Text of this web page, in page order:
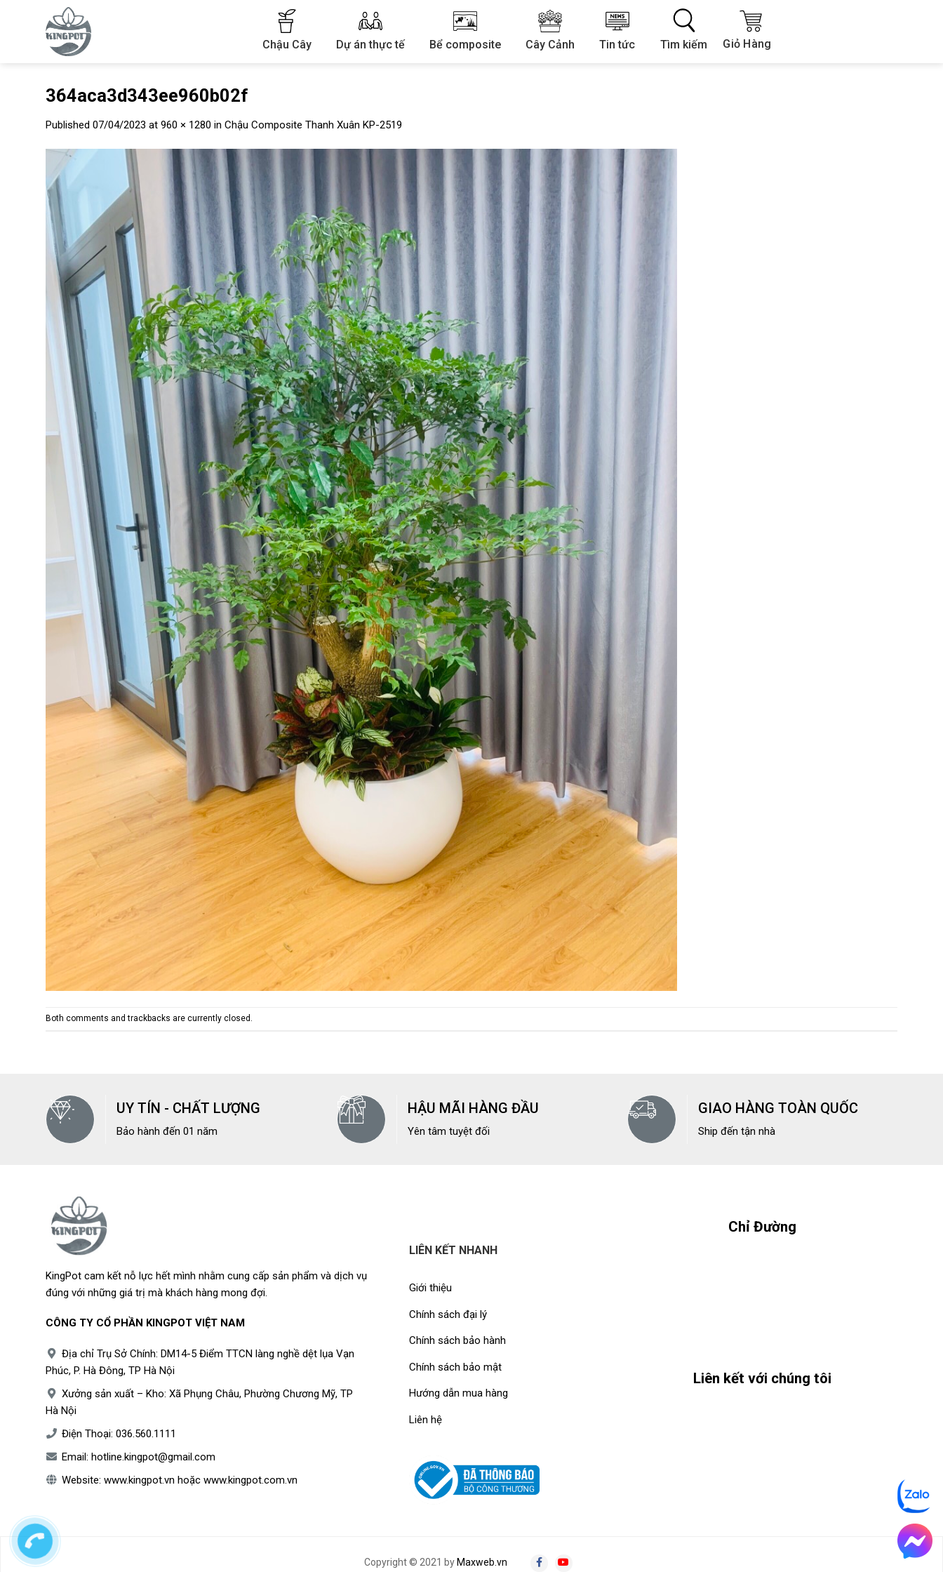
Chậu Cây Dự án thực tế Bể composite Cây Cảnh Tin tức Tìm kiếm Giỏ Hàng
364aca3d343ee960b02f
Published 07/04/2023 at 960 × 1280 in Chậu Composite Thanh Xuân KP-2519
Both comments and trackbacks are currently closed.
UY TÍN - CHẤT LƯỢNG
Bảo hành đến 01 năm
HẬU MÃI HÀNG ĐẦU
Yên tâm tuyệt đối
GIAO HÀNG TOÀN QUỐC
Ship đến tận nhà
KingPot cam kết nỗ lực hết mình nhằm cung cấp sản phẩm và dịch vụ
đúng với những giá trị mà khách hàng mong đợi.
CÔNG TY CỔ PHẦN KINGPOT VIỆT NAM
Địa chỉ Trụ Sở Chính: DM14-5 Điểm TTCN làng nghề dệt lụa Vạn
Phúc, P. Hà Đông, TP Hà Nội
Xưởng sản xuất – Kho: Xã Phụng Châu, Phường Chương Mỹ, TP
Hà Nội
Điện Thoại: 036.560.1111
Email: hotline.kingpot@gmail.com
Website: www.kingpot.vn hoặc www.kingpot.com.vn
LIÊN KẾT NHANH
Giới thiệu
Chính sách đại lý
Chính sách bảo hành
Chính sách bảo mật
Hướng dẫn mua hàng
Liên hệ
Chỉ Đường
Liên kết với chúng tôi
Copyright © 2021 by Maxweb.vn